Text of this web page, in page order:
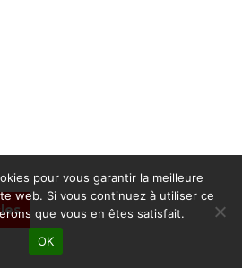
pour vous garantir la meilleure
web. Si vous continuez à utiliser ce
que vous en êtes satisfait.
OK